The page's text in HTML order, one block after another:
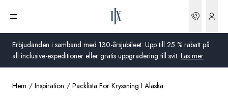
Erbjudanden i samband med 130-årsjubileet: Upp till 25 % rabatt på
all inclusive-expeditioner eller gratis uppgradering till svit. Läs mer
Öppna meny
Global
Hem Inspiration Packlista For Kryssning I Alaska